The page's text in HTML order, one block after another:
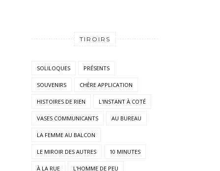
TIROIRS
SOLILOQUES PRÉSENTS
SOUVENIRS CHÈRE APPLICATION
HISTOIRES DE RIEN L'INSTANT À COTÉ
VASES COMMUNICANTS AU BUREAU
LA FEMME AU BALCON
LE MIROIR DES AUTRES 10 MINUTES
À LA RUE L'HOMME DE PEU